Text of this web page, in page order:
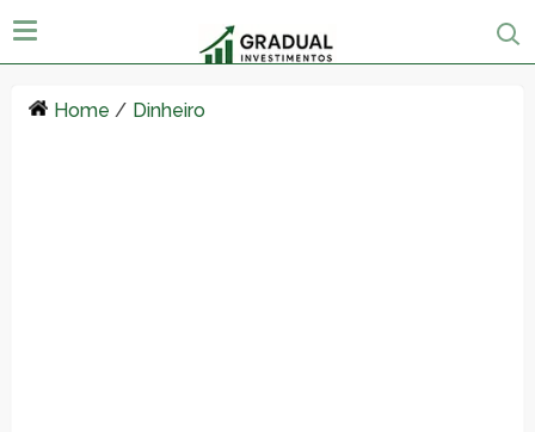
Home / Dinheiro